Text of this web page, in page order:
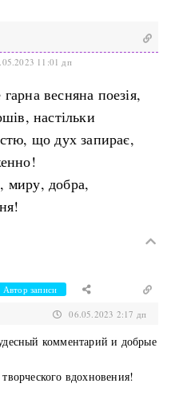
11:01 дп
весняна поезія,
настільки
що дух запирає,
миру, добра,
Автор записи
06.05.2023 2:17 дп
комментарий и добрые
вдохновения!